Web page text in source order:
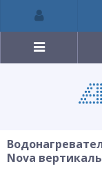
Nova